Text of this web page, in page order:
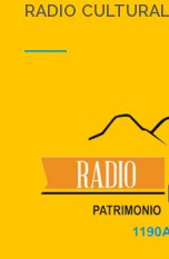
RADIO CULTURAL